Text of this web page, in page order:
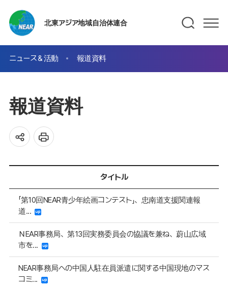
北東アジア地域自治体連合
ニュース＆活動 報道資料
報道資料
タイトル
「第10回NEAR青少年絵画コンテスト」、忠南道支援関連報
道...
ＮEAR事務局、第13回実務委員会の協議を兼ね、蔚山広域
市を...
NEAR事務局への中国人駐在員派遣に関する中国現地のマス
コミ...